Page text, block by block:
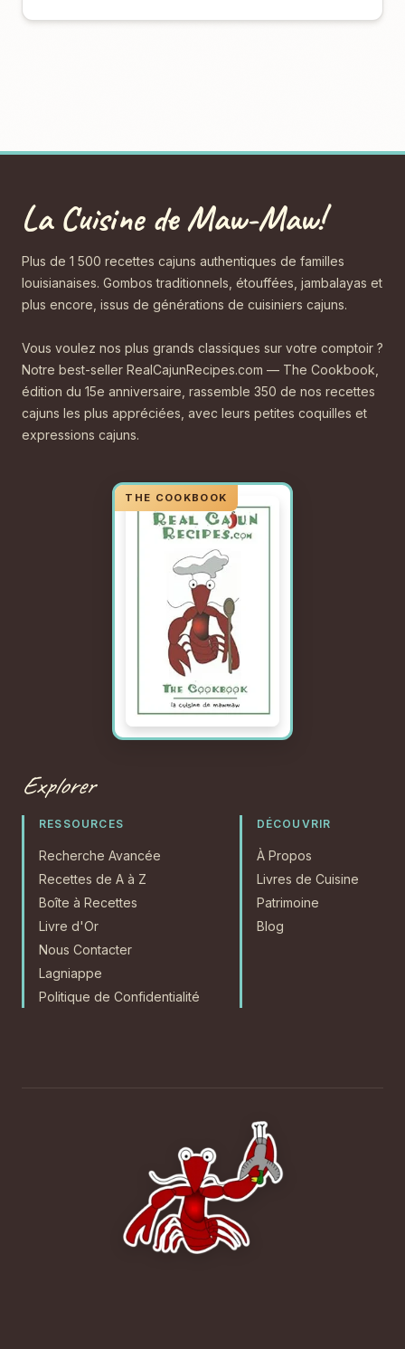
La Cuisine de Maw-Maw!
Plus de 1 500 recettes cajuns authentiques de familles
louisianaises. Gombos traditionnels, étouffées, jambalayas et
plus encore, issus de générations de cuisiniers cajuns.
Vous voulez nos plus grands classiques sur votre comptoir ?
Notre best-seller RealCajunRecipes.com — The Cookbook,
édition du 15e anniversaire, rassemble 350 de nos recettes
cajuns les plus appréciées, avec leurs petites coquilles et
expressions cajuns.
Explorer
RESSOURCES
Recherche Avancée
Recettes de A à Z
Boîte à Recettes
Livre d'Or
Nous Contacter
Lagniappe
Politique de Confidentialité
DÉCOUVRIR
À Propos
Livres de Cuisine
Patrimoine
Blog